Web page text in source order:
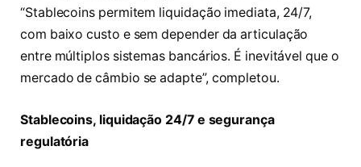
“Stablecoins permitem liquidação imediata, 24/7,
com baixo custo e sem depender da articulação
entre múltiplos sistemas bancários. É inevitável que o
mercado de câmbio se adapte”, completou.
Stablecoins, liquidação 24/7 e segurança
regulatória